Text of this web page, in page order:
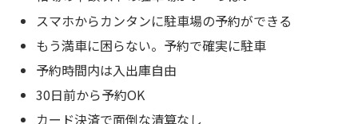
スマホからカンタンに駐車場の予約ができる
もう満車に困らない。予約で確実に駐車
予約時間内は入出庫自由
30日前から予約OK
カード決済で面倒な清算なし